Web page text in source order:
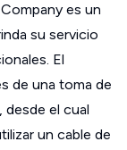
es un
su servicio
El
de una toma de
el cual
un cable de